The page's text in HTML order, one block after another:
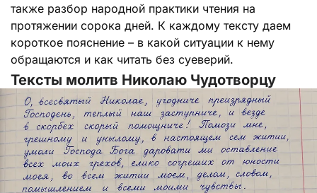
также разбор народной практики чтения на
протяжении сорока дней. К каждому тексту даем
короткое пояснение – в какой ситуации к нему
обращаются и как читать без суеверий.
Тексты молитв Николаю Чудотворцу